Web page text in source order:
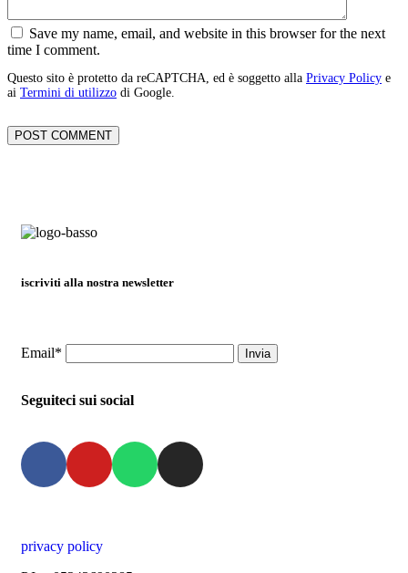
Save my name, email, and website in this browser for the next
time I comment.
Questo sito è protetto da reCAPTCHA, ed è soggetto alla Privacy Policy e
ai Termini di utilizzo di Google.
iscriviti alla nostra newsletter
Email*
Seguiteci sui social
privacy policy